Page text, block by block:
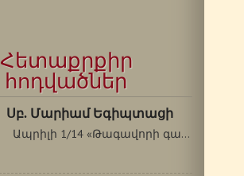
Հետաքրքիր
հոդվածներ
Սբ. Մարիամ Եգիպտացի
Ապրիլի 1/14 «Թագավորի գաղտնիքը…